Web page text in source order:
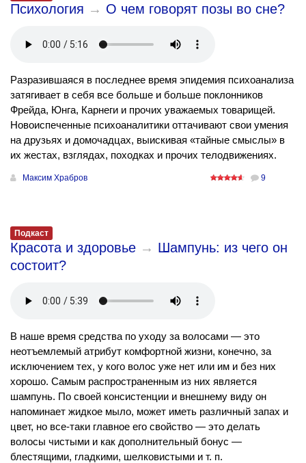
Психология → О чем говорят позы во сне?
Разразившаяся в последнее время эпидемия психоанализа
затягивает в себя все больше и больше поклонников
Фрейда, Юнга, Карнеги и прочих уважаемых товарищей.
Новоиспеченные психоаналитики оттачивают свои умения
на друзьях и домочадцах, выискивая «тайные смыслы» в
их жестах, взглядах, походках и прочих телодвижениях.
Максим Храбров 9
Подкаст
Красота и здоровье → Шампунь: из чего он
состоит?
В наше время средства по уходу за волосами — это
неотъемлемый атрибут комфортной жизни, конечно, за
исключением тех, у кого волос уже нет или им и без них
хорошо. Самым распространенным из них является
шампунь. По своей консистенции и внешнему виду он
напоминает жидкое мыло, может иметь различный запах и
цвет, но все-таки главное его свойство — это делать
волосы чистыми и как дополнительный бонус —
блестящими, гладкими, шелковистыми и т. п.